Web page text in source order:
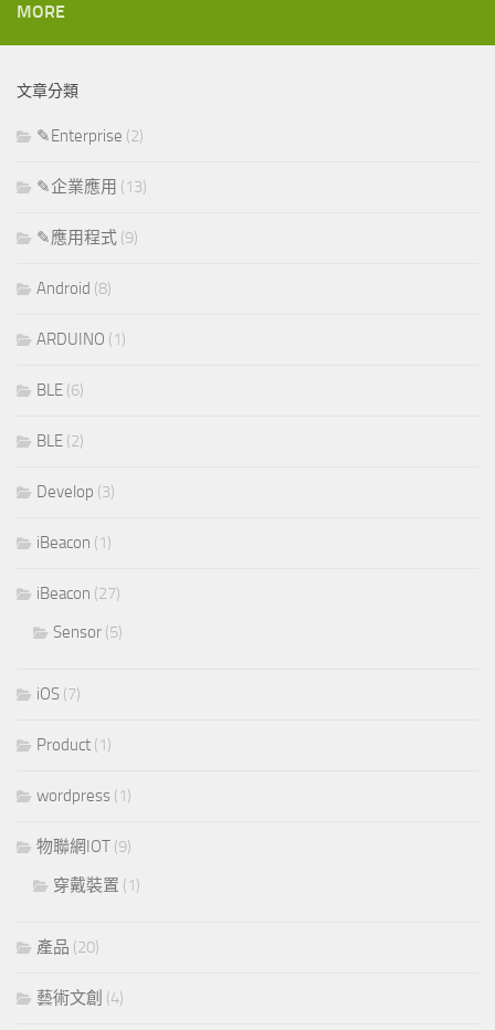
MORE
文章分類
✎Enterprise (2)
✎企業應用 (13)
✎應用程式 (9)
Android (8)
ARDUINO (1)
BLE (6)
BLE (2)
Develop (3)
iBeacon (1)
iBeacon (27)
Sensor (5)
iOS (7)
Product (1)
wordpress (1)
物聯網IOT (9)
穿戴裝置 (1)
產品 (20)
藝術文創 (4)